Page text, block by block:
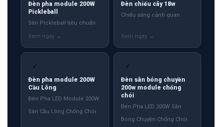
Đèn pha module 200W
Pickleball
Sân Pickleball tiêu chuẩn
Đèn chiếu cây 18w
Chiếu sáng cảnh quan
✓
Đèn pha module 200W
Cầu Lông
Đèn Pha LED Module 200W
Sân Cầu Lông Chống Chói
✓
Đèn sân bóng chuyền
200w module chống
chói
Đèn Pha LED 200W Sân
Bóng Chuyền Chống Chói